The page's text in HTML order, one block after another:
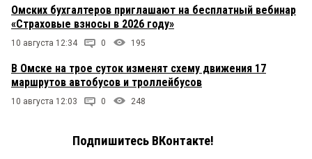
Омских бухгалтеров приглашают на бесплатный вебинар
«Страховые взносы в 2026 году»
10 августа 12:34 0 195
В Омске на трое суток изменят схему движения 17
маршрутов автобусов и троллейбусов
10 августа 12:03 0 248
Подпишитесь ВКонтакте!